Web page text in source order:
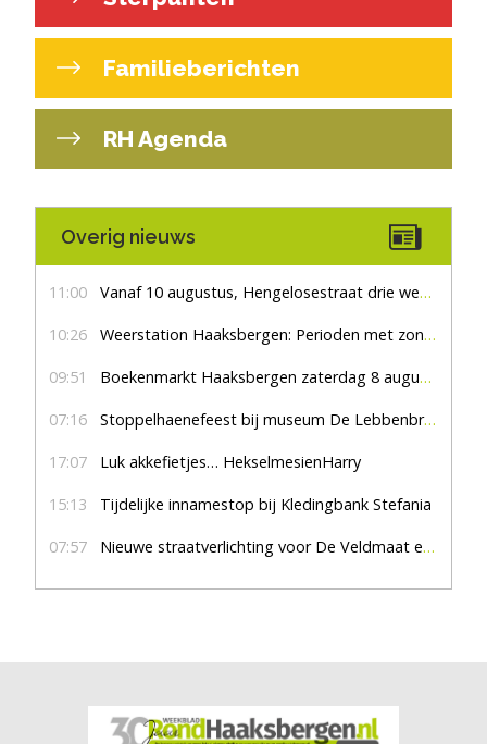
Familieberichten
RH Agenda
Overig nieuws
11:00 Vanaf 10 augustus, Hengelosestraat drie weken dicht voor doorgaand verkeer
10:26 Weerstation Haaksbergen: Perioden met zon en droog
09:51 Boekenmarkt Haaksbergen zaterdag 8 augustus, marktplein Haaksbergen
07:16 Stoppelhaenefeest bij museum De Lebbenbrugge
17:07 Luk akkefietjes… HekselmesienHarry
15:13 Tijdelijke innamestop bij Kledingbank Stefania
07:57 Nieuwe straatverlichting voor De Veldmaat en De Pas